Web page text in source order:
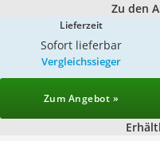
Zu den
Lieferzeit
Sofort lieferbar
Vergleichssieger
Zum Angebot »